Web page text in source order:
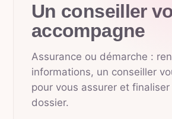
Un conseiller
accompagne
Assurance ou démarche :
informations, un conseiller
pour vous assurer et finaliser
dossier.